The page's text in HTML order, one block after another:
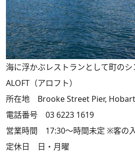
海に浮かぶレストランとして町のシ
ALOFT（アロフト）
所在地 Brooke Street Pier,
電話番号 03 6223 1619
営業時間 17:30～時間未定 ※客の
定休日 日・月曜